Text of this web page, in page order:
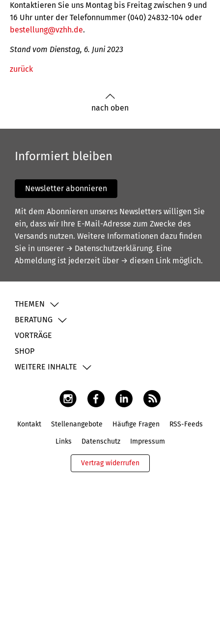
Kontaktieren Sie uns Montag bis Freitag zwischen 9 und
16 Uhr unter der Telefonnummer (040) 24832-104 oder
bestellung@vzhh.de.
Stand vom Dienstag, 6. Juni 2023
zurück
nach oben
Informiert bleiben
Newsletter abonnieren
Mit dem Abonnieren unseres Newsletters willigen Sie
ein, dass wir Ihre E-Mail-Adresse zum Zwecke des
Versands nutzen. Weitere Informationen dazu finden
Sie in unserer → Datenschutzerklärung. Eine
Abmeldung ist jederzeit über → diesen Link möglich.
THEMEN
BERATUNG
VORTRÄGE
SHOP
WEITERE INHALTE
Kontakt Stellenangebote Häufige Fragen RSS-Feeds
Links Datenschutz Impressum
Vertrag widerrufen